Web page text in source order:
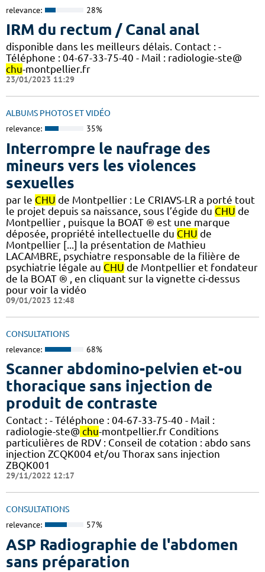
relevance: 28%
IRM du rectum / Canal anal
disponible dans les meilleurs délais. Contact : -
Téléphone : 04-67-33-75-40 - Mail : radiologie-ste@
chu-montpellier.fr
23/01/2023 11:29
ALBUMS PHOTOS ET VIDÉO
relevance: 35%
Interrompre le naufrage des
mineurs vers les violences
sexuelles
par le CHU de Montpellier : Le CRIAVS-LR a porté tout
le projet depuis sa naissance, sous l’égide du CHU de
Montpellier , puisque la BOAT ® est une marque
déposée, propriété intellectuelle du CHU de
Montpellier [...] la présentation de Mathieu
LACAMBRE, psychiatre responsable de la filière de
psychiatrie légale au CHU de Montpellier et fondateur
de la BOAT ® , en cliquant sur la vignette ci-dessus
pour voir la vidéo
09/01/2023 12:48
CONSULTATIONS
relevance: 68%
Scanner abdomino-pelvien et-ou
thoracique sans injection de
produit de contraste
Contact : - Téléphone : 04-67-33-75-40 - Mail :
radiologie-ste@ chu-montpellier.fr Conditions
particulières de RDV : Conseil de cotation : abdo sans
injection ZCQK004 et/ou Thorax sans injection
ZBQK001
29/11/2022 12:17
CONSULTATIONS
relevance: 57%
ASP Radiographie de l'abdomen
sans préparation